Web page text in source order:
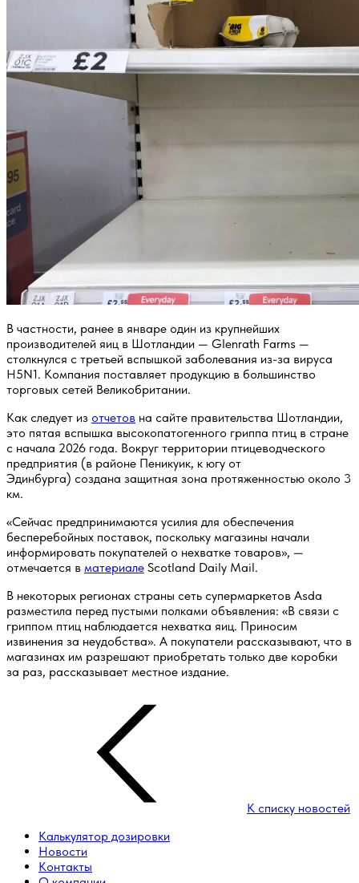
В частности, ранее в январе один из крупнейших
производителей яиц в Шотландии — Glenrath Farms —
столкнулся с третьей вспышкой заболевания из-за вируса
H5N1. Компания поставляет продукцию в большинство
торговых сетей Великобритании.
Как следует из отчетов на сайте правительства Шотландии,
это пятая вспышка высокопатогенного гриппа птиц в стране
с начала 2026 года. Вокруг территории птицеводческого
предприятия (в районе Пеникуик, к югу от
Эдинбурга) создана ​​защитная зона протяженностью около 3
км.
«Сейчас предпринимаются усилия для обеспечения
бесперебойных поставок, поскольку магазины начали
информировать покупателей о нехватке товаров», —
отмечается в материале Scotland Daily Mail.
В некоторых регионах страны сеть супермаркетов Asda
разместила перед пустыми полками объявления: «В связи с
гриппом птиц наблюдается нехватка яиц. Приносим
извинения за неудобства». А покупатели рассказывают, что в
магазинах им разрешают приобретать только две коробки
за раз, рассказывает местное издание.
К списку новостей
Калькулятор дозировки
Новости
Контакты